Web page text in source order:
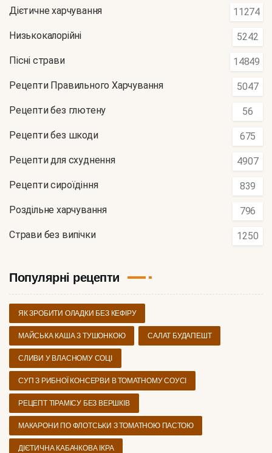
Дієтичне харчування 11274
Низькокалорійні 5242
Пісні страви 14849
Рецепти Правильного Харчування 5047
Рецепти без глютену 56
Рецепти без шкоди 675
Рецепти для схуднення 4907
Рецепти сироїдіння 839
Роздільне харчування 796
Страви без випічки 1250
Популярні рецепти
ЯК ЗРОБИТИ ОЛАДКИ БЕЗ КЕФІРУ
МАЙСЬКА КАША З ТУШОНКОЮ САЛАТ БУДАПЕШТ
СЛИВИ У ВЛАСНОМУ СОЦІ
СУП З РИБНОЇ КОНСЕРВИ В ТОМАТНОМУ СОУСІ
РЕЦЕПТ ТІРАМІСУ БЕЗ ВЕРШКІВ
МАКАРОНИ ПО ФЛОТСЬКИ З ТОМАТНОЮ ПАСТОЮ
ДІЄТИЧНА КАБАЧКОВА ІКРА